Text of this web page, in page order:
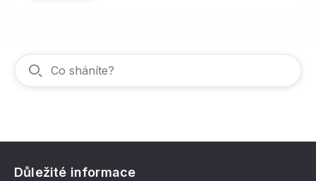
Důležité informace